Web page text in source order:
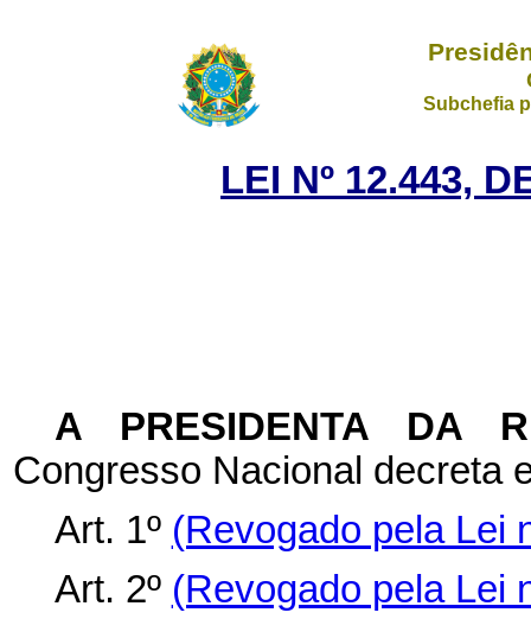
Subchefia
LEI Nº 12.443,
A PRESIDENTA DA
Congresso Nacional decreta
Art. 1º (Revogado pela Lei
Art. 2º (Revogado pela Lei